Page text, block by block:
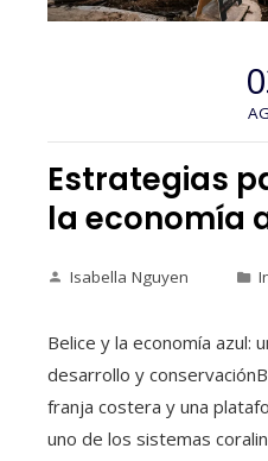
Estrategias
la economía
Isabella Nguyen
Belice y la economía azul:
desarrollo y
franja costera y una
uno de los sistemas